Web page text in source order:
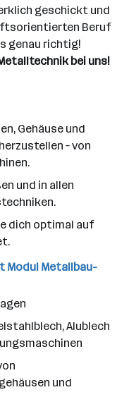
geschickt und
Beruf
genau richtig!
bei uns!
Gehäuse und
– von
und in allen
dich optimal auf
Modul Metallbau-
Alublech
und